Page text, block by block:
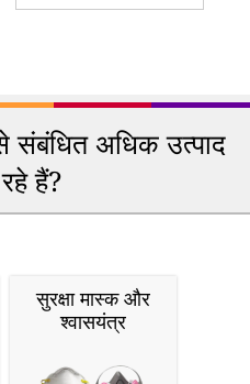
संबंधित अधिक उत्पाद
हैं?
सुरक्षा मास्क और
श्वासयंत्र